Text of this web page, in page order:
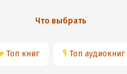
Что выбрать
Топ книг 🎙 Топ аудиокниг